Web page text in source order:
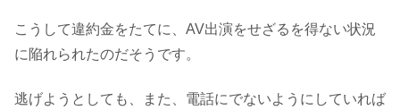
こうして違約金をたてに、AV出演をせざるを得ない状況
に陥れられたのだそうです。
逃げようとしても、また、電話にでないようにしていれば